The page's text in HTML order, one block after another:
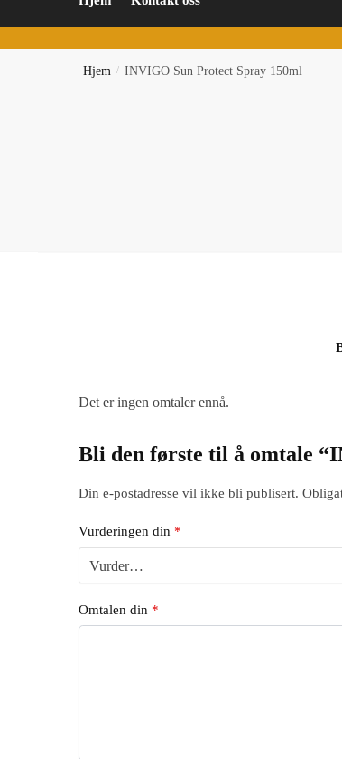
Hjem / INVIGO Sun Protect Spray 150ml
Det er ingen omtaler ennå.
Bli den første til å omtale
Din e-postadresse vil ikke bli publisert.
Vurderingen din *
Omtalen din *